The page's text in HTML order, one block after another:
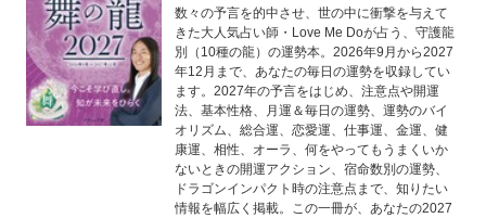
数々の予言を的中させ、世の中に衝撃を与えて
きた大人気占い師・Love Me Doが占う、守護龍
別（10種の龍）の運勢本。2026年9月から2027
年12月まで、あなたの毎日の運勢を収録してい
ます。2027年の予言をはじめ、注意点や開運
法、基本性格、月運＆毎日の運勢、運勢のバイ
オリズム、総合運、恋愛運、仕事運、金運、健
康運、相性、オーラ、何をやってもうまくいか
ないときの開運アクション、宿命数別の運勢、
ドラゴンインパクト時の注意点まで、知りたい
情報を幅広く掲載。この一冊が、あなたの2027